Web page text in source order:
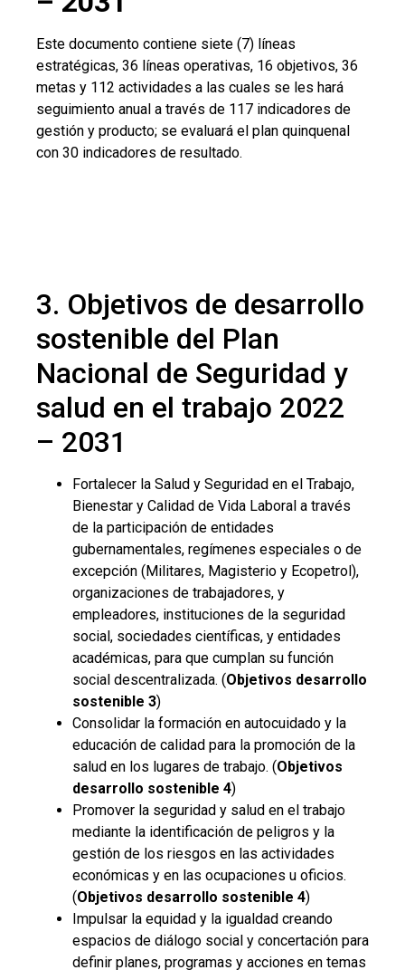
Este documento contiene siete (7) líneas
estratégicas, 36 líneas operativas, 16 objetivos, 36
metas y 112 actividades a las cuales se les hará
seguimiento anual a través de 117 indicadores de
gestión y producto; se evaluará el plan quinquenal
con 30 indicadores de resultado.
3. Objetivos de desarrollo
sostenible del Plan
Nacional de Seguridad y
salud en el trabajo 2022
– 2031
Fortalecer la Salud y Seguridad en el Trabajo,
Bienestar y Calidad de Vida Laboral a través
de la participación de entidades
gubernamentales, regímenes especiales o de
excepción (Militares, Magisterio y Ecopetrol),
organizaciones de trabajadores, y
empleadores, instituciones de la seguridad
social, sociedades científicas, y entidades
académicas, para que cumplan su función
social descentralizada. (Objetivos desarrollo
sostenible 3)
Consolidar la formación en autocuidado y la
educación de calidad para la promoción de la
salud en los lugares de trabajo. (Objetivos
desarrollo sostenible 4)
Promover la seguridad y salud en el trabajo
mediante la identificación de peligros y la
gestión de los riesgos en las actividades
económicas y en las ocupaciones u oficios.
(Objetivos desarrollo sostenible 4)
Impulsar la equidad y la igualdad creando
espacios de diálogo social y concertación para
definir planes, programas y acciones en temas